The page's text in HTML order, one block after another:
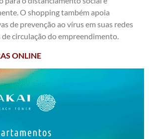
O shopping também apoia
de prevenção ao vírus em suas redes
de circulação do empreendimento.
ONLINE